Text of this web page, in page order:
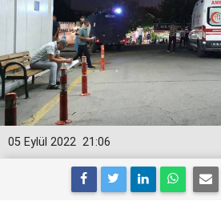
21:06
05 Eylül 2022